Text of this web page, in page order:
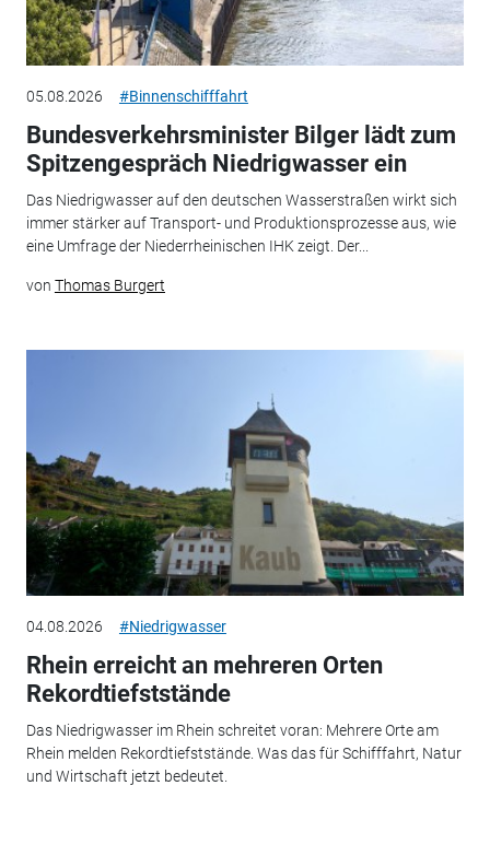
05.08.2026 #Binnenschifffahrt
Bundesverkehrsminister Bilger lädt zum
Spitzengespräch Niedrigwasser ein
Das Niedrigwasser auf den deutschen Wasserstraßen wirkt sich
immer stärker auf Transport- und Produktionsprozesse aus, wie
eine Umfrage der Niederrheinischen IHK zeigt. Der...
von Thomas Burgert
04.08.2026 #Niedrigwasser
Rhein erreicht an mehreren Orten
Rekordtiefststände
Das Niedrigwasser im Rhein schreitet voran: Mehrere Orte am
Rhein melden Rekordtiefststände. Was das für Schifffahrt, Natur
und Wirtschaft jetzt bedeutet.